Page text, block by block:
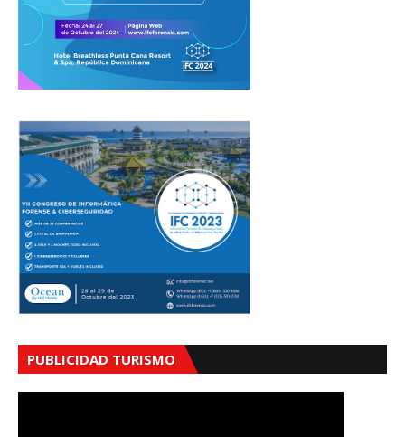
PUBLICIDAD TURISMO